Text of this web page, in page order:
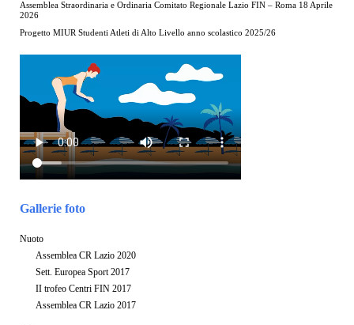
Assemblea Straordinaria e Ordinaria Comitato Regionale Lazio FIN – Roma 18 Aprile
2026
Progetto MIUR Studenti Atleti di Alto Livello anno scolastico 2025/26
Gallerie foto
Nuoto
Assemblea CR Lazio 2020
Sett. Europea Sport 2017
II trofeo Centri FIN 2017
Assemblea CR Lazio 2017